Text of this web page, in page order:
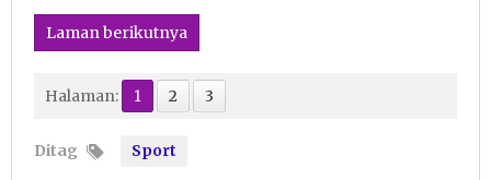
Laman berikutnya
Halaman: 1 2 3
Ditag Sport